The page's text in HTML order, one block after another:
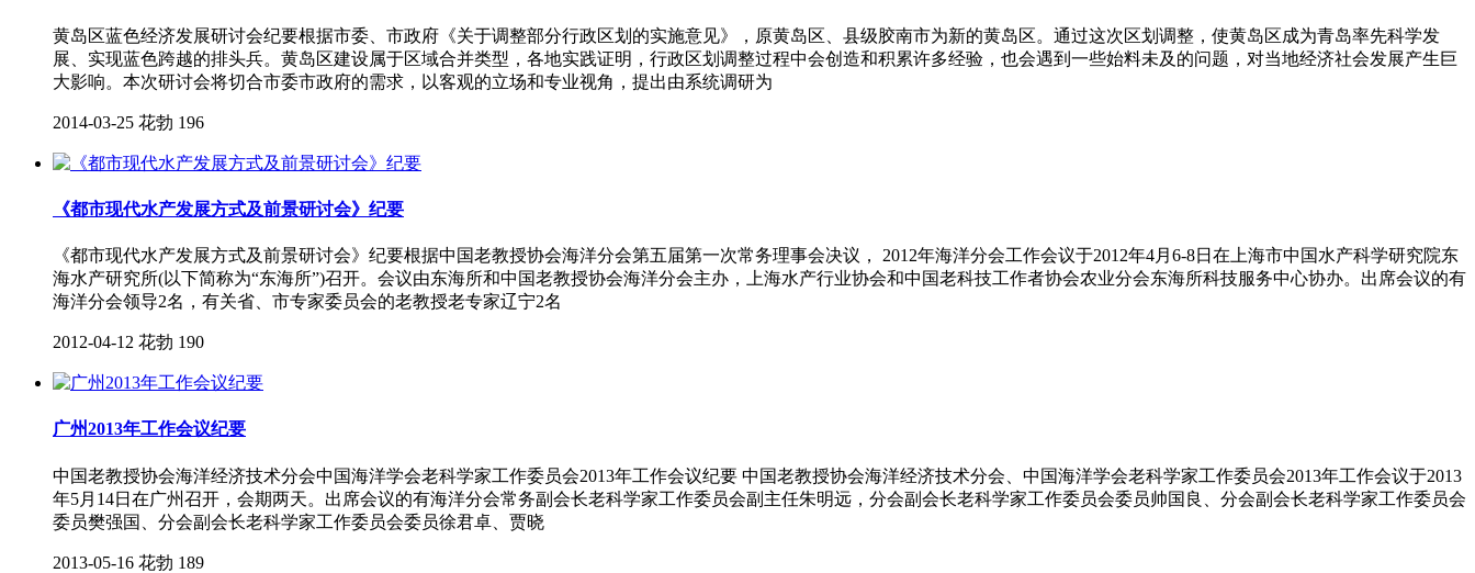
黄岛区蓝色经济发展研讨会纪要根据市委、市政府《关于调整部分行政区划的实施意见》，原黄岛区、县级胶南市为新的黄岛区。通过这次区划调整，使黄岛区成为青岛率先科学发
展、实现蓝色跨越的排头兵。黄岛区建设属于区域合并类型，各地实践证明，行政区划调整过程中会创造和积累许多经验，也会遇到一些始料未及的问题，对当地经济社会发展产生巨
大影响。本次研讨会将切合市委市政府的需求，以客观的立场和专业视角，提出由系统调研为
2014-03-25 花勃 196
《都市现代水产发展方式及前景研讨会》纪要
《都市现代水产发展方式及前景研讨会》纪要根据中国老教授协会海洋分会第五届第一次常务理事会决议， 2012年海洋分会工作会议于2012年4月6-8日在上海市中国水产科学研究院东
海水产研究所(以下简称为“东海所”)召开。会议由东海所和中国老教授协会海洋分会主办，上海水产行业协会和中国老科技工作者协会农业分会东海所科技服务中心协办。出席会议的有
海洋分会领导2名，有关省、市专家委员会的老教授老专家辽宁2名
2012-04-12 花勃 190
广州2013年工作会议纪要
中国老教授协会海洋经济技术分会中国海洋学会老科学家工作委员会2013年工作会议纪要 中国老教授协会海洋经济技术分会、中国海洋学会老科学家工作委员会2013年工作会议于2013
年5月14日在广州召开，会期两天。出席会议的有海洋分会常务副会长老科学家工作委员会副主任朱明远，分会副会长老科学家工作委员会委员帅国良、分会副会长老科学家工作委员会
委员樊强国、分会副会长老科学家工作委员会委员徐君卓、贾晓
2013-05-16 花勃 189